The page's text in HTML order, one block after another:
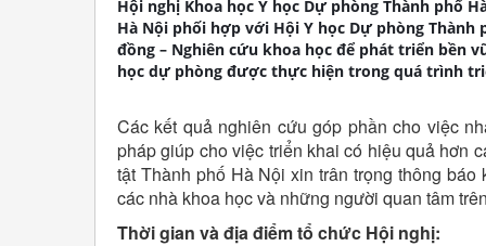
Hội nghị Khoa học Y học Dự phòng Thành phố
Hà Nội phối hợp với Hội Y học Dự phòng
đồng – Nghiên cứu khoa học để phát triển bền
học dự phòng được thực hiện trong quá trình
Các kết quả nghiên cứu góp phần cho việc
pháp giúp cho việc triển khai có hiệu quả hơn
tật Thành phố Hà Nội xin trân trọng thông
các nhà khoa học và những người quan tâm
Thời gian và địa điểm tổ chức Hội nghị: